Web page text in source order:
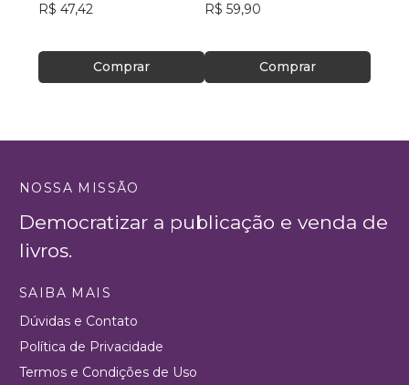
R$ 47,42
Comprar
R$ 59,90
Comprar
NOSSA MISSÃO
Democratizar a publicação e venda de
livros.
SAIBA MAIS
Dúvidas e Contato
Política de Privacidade
Termos e Condições de Uso